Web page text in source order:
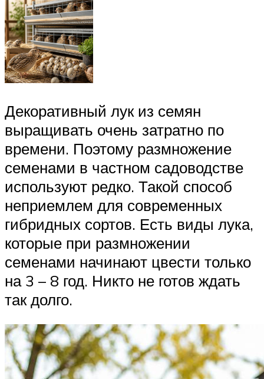
Декоративный лук из семян
выращивать очень затратно по
времени. Поэтому размножение
семенами в частном садоводстве
используют редко. Такой способ
неприемлем для современных
гибридных сортов. Есть виды лука,
которые при размножении
семенами начинают цвести только
на 3 – 8 год. Никто не готов ждать
так долго.